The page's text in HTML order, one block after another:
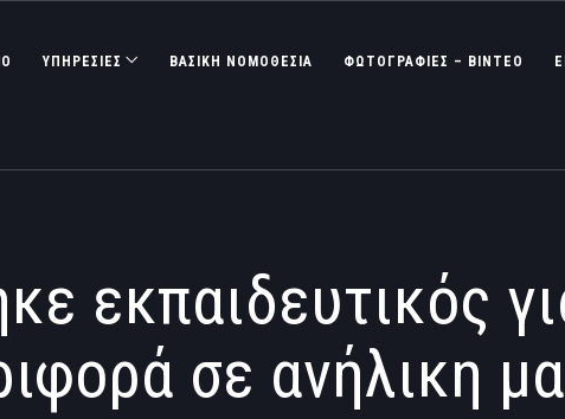
ΥΠΗΡΕΣΙΕΣ ΒΑΣΙΚΉ ΝΟΜΟΘΕΣΊΑ ΦΩΤΟΓΡΑΦΊΕΣ – ΒΊΝΤΕΟ
εκπαιδευτικός
σε ανήλικη